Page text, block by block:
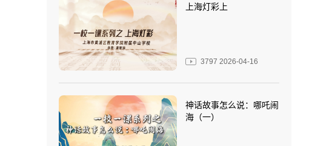
上海灯彩上
3797 2026-04-16
神话故事怎么说：哪吒闹
海（一）